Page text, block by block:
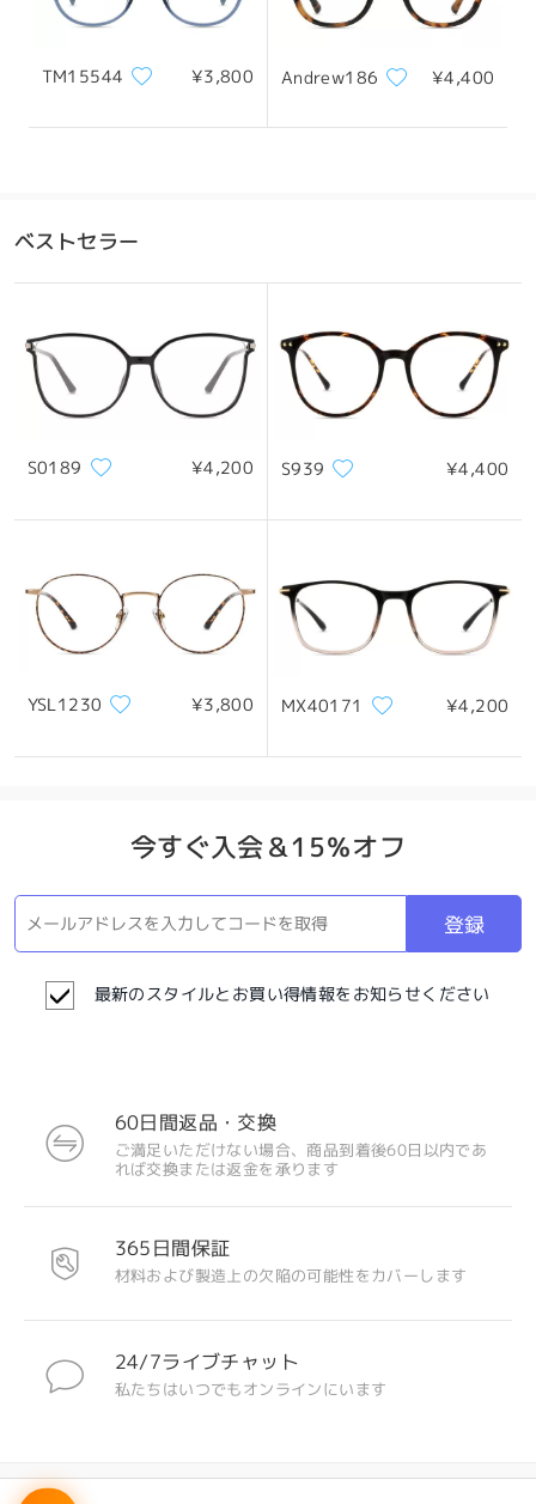
レンズ幅
50mm/ 1.97in
天地幅
47mm/ 1.85in
ブリッジ幅
20mm/ 0.79in
四角顔 丸顔 ハート顔 ひし形の顔 卵型の顔
製品概要
注目のデザイン
TM15544 ¥3,800 Andrew186 ¥4,400
ベストセラー
S0189 ¥4,200 S939 ¥4,400
YSL1230 ¥3,800 MX40171 ¥4,200
今すぐ入会＆15％オフ
登録
最新のスタイルとお買い得情報をお知らせください
60日間返品・交換
ご満足いただけない場合、商品到着後60日以内であ
れば交換または返金を承ります
365日間保証
材料および製造上の欠陥の可能性をカバーします
24/7ライブチャット
私たちはいつでもオンラインにいます